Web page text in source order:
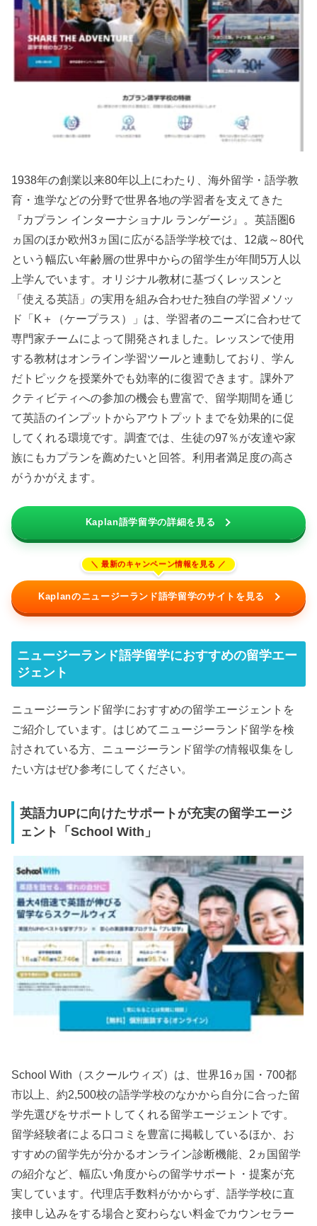
1938年の創業以来80年以上にわたり、海外留学・語学教
育・進学などの分野で世界各地の学習者を支えてきた
『カプラン インターナショナル ランゲージ』。英語圏6
ヵ国のほか欧州3ヵ国に広がる語学学校では、12歳～80代
という幅広い年齢層の世界中からの留学生が年間5万人以
上学んでいます。オリジナル教材に基づくレッスンと
「使える英語」の実用を組み合わせた独自の学習メソッ
ド「K＋（ケープラス）」は、学習者のニーズに合わせて
専門家チームによって開発されました。レッスンで使用
する教材はオンライン学習ツールと連動しており、学ん
だトピックを授業外でも効率的に復習できます。課外ア
クティビティへの参加の機会も豊富で、留学期間を通じ
て英語のインプットからアウトプットまでを効果的に促
してくれる環境です。調査では、生徒の97％が友達や家
族にもカプランを薦めたいと回答。利用者満足度の高さ
がうかがえます。
Kaplan語学留学の詳細を見る
Kaplanのニュージーランド語学留学のサイトを見る
ニュージーランド語学留学におすすめの留学エー
ジェント
ニュージーランド留学におすすめの留学エージェントを
ご紹介しています。はじめてニュージーランド留学を検
討されている方、ニュージーランド留学の情報収集をし
たい方はぜひ参考にしてください。
英語力UPに向けたサポートが充実の留学エージ
ェント「School With」
School With（スクールウィズ）は、世界16ヵ国・700都
市以上、約2,500校の語学学校のなかから自分に合った留
学先選びをサポートしてくれる留学エージェントです。
留学経験者による口コミを豊富に掲載しているほか、お
すすめの留学先が分かるオンライン診断機能、2ヵ国留学
の紹介など、幅広い角度からの留学サポート・提案が充
実しています。代理店手数料がかからず、語学学校に直
接申し込みをする場合と変わらない料金でカウンセラー